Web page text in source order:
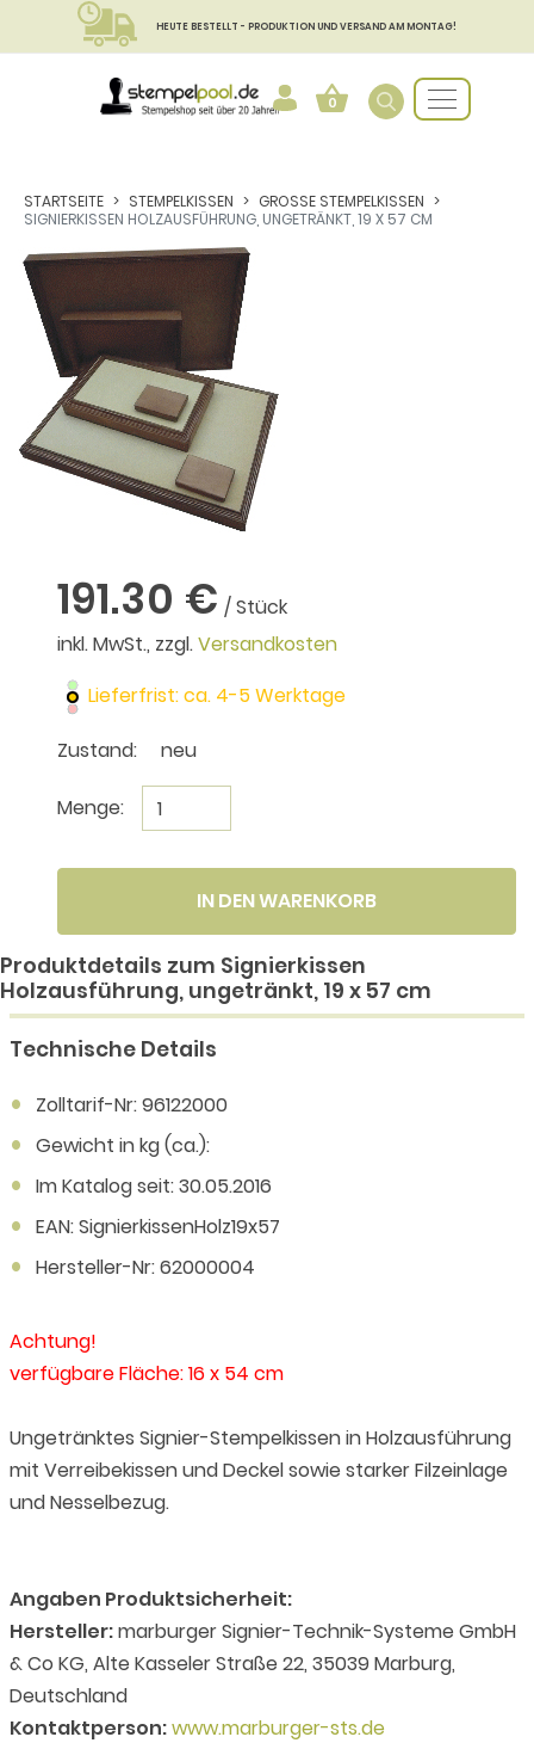
HEUTE BESTELLT - PRODUKTION UND VERSAND AM MONTAG!
0
STARTSEITE STEMPELKISSEN
GROSSE STEMPELKISSEN
SIGNIERKISSEN HOLZAUSFÜHRUNG, UNGETRÄNKT, 19 X 57 CM
191.30 € / Stück
inkl. MwSt., zzgl.Versandkosten
Lieferfrist: ca. 4-5 Werktage
Zustand:
neu
Menge:
IN DEN WARENKORB
Produktdetails zum Signierkissen
Holzausführung, ungetränkt, 19 x 57 cm
Technische Details
Zolltarif-Nr: 96122000
Gewicht in kg (ca.):
Im Katalog seit: 30.05.2016
EAN: SignierkissenHolz19x57
Hersteller-Nr: 62000004
Achtung!
verfügbare Fläche: 16 x 54 cm
Ungetränktes Signier-Stempelkissen in Holzausführung
mit Verreibekissen und Deckel sowie starker Filzeinlage
und Nesselbezug.
Angaben Produktsicherheit:
Hersteller:marburger Signier-Technik-Systeme GmbH
& Co KG, Alte Kasseler Straße 22, 35039 Marburg,
Deutschland
Kontaktperson:www.marburger-sts.de